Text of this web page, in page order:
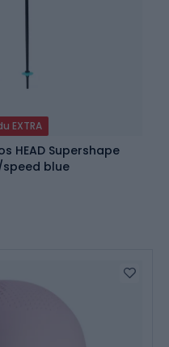
EXTRA
HEAD Supershape
blue